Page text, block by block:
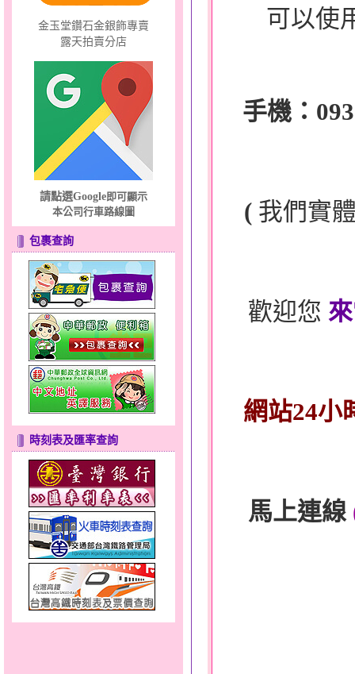
金玉堂鑽石金銀飾專賣
露天拍賣分店
請點選Google即可顯示
本公司行車路線圖
包裹查詢
時刻表及匯率查詢
可以使
手機：
( 我們實
歡迎您
網站24小
馬上連線